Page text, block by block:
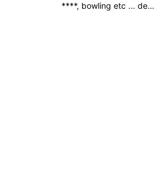
****, bowling etc ... de…